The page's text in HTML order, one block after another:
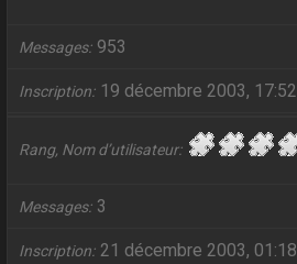
Messages 953
Inscription 19 décembre 2003, 17:52
Rang, Nom d’utilisateur
Messages 3
Inscription 21 décembre 2003, 01:18